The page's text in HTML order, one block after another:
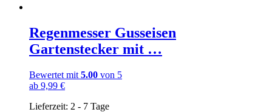
Regenmesser Gusseisen
Gartenstecker mit …
Bewertet mit 5.00 von 5
ab 9,99 €
Lieferzeit: 2 - 7 Tage